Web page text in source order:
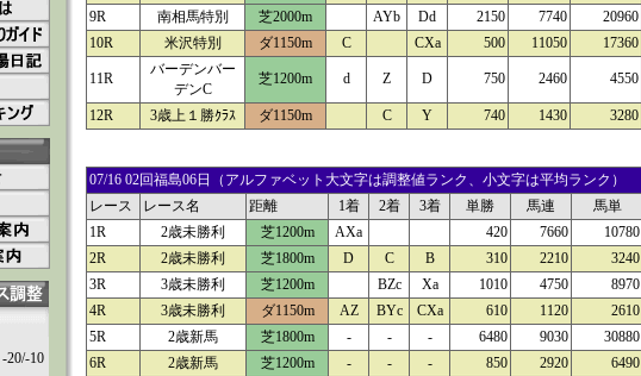
-20/-10
9R
南相馬特別 芝2000m AYb Dd 2150 7740 20960
10R
米沢特別 ダ1150m C CXa 500 11050 17360
11R
バーデンバー
デンC
芝1200m d Z D 750 2460 4550
12R 3歳上１勝ｸﾗｽ ダ1150m C Y 740 1430 3280
07/16 02回福島06日（アルファベット大文字は調整値ランク、小文字は平均ランク）
レース
レース名 距離 1着 2着 3着 単勝 馬連 馬単
1R
2歳未勝利 芝1200m AXa 420 7660 10780
2R
2歳未勝利 芝1800m D C B 310 2210 3240
3R
3歳未勝利 芝1200m BZc Xa 1010 4750 8970
4R
3歳未勝利 ダ1150m AZ BYc CXa 610 1120 2610
5R
2歳新馬 芝1800m - - - 6480 9030 30880
6R
2歳新馬 芝1200m - - - 850 2920 6490